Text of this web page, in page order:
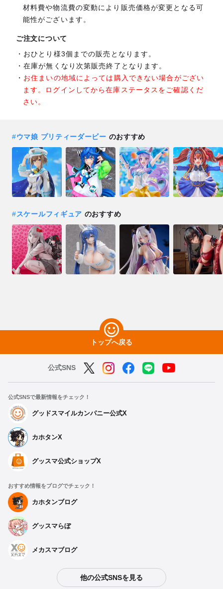
材料費や物流費の変動により販売価格が変更となる可
能性がございます。
ご注文について
おひとり様3個までの販売となります。
在庫が無くなり次第販売終了となります。
お住まいの地域によっては購入できない場合がござい
ます。ログインしてから在庫ステータスをご確認くだ
さい。
#ウマ娘 プリティーダービー のおすすめ
#スケールフィギュア のおすすめ
トップへ戻る
公式SNS
公式SNSで最新情報をチェック！
グッドスマイルカンパニー公式X
カホタンX
グッスマ公式ショップX
おすすめ情報をブログでチェック！
カホタンブログ
グッスマらぼ
メカスマブログ
他の公式SNSを見る